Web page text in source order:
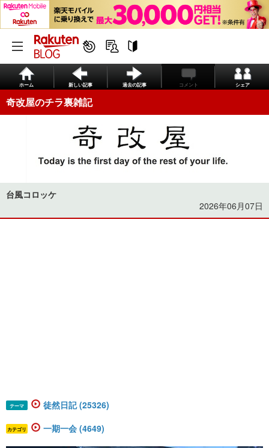
ホーム 新しい記事 過去の記事 コメント シェア
奇改屋のチラ裏雑記
台風コロッケ
2026年06月07日
テーマ 徒然日記 (25326)
カテゴリ 一期一会 (4649)